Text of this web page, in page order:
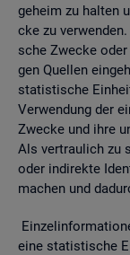
ge­heim zu hal­ten
cke zu
sche Zwe­cke
gen Quel­len
sta­tis­ti­sche
Ver­wen­dung der
Zwe­cke und ihre
Als ver­trau­lich zu
oder in­di­rek­te
ma­chen und
eine sta­tis­ti­sche